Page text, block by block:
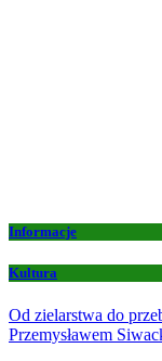
Informacje
Kultura
Od zielarstwa do
Przemysławem